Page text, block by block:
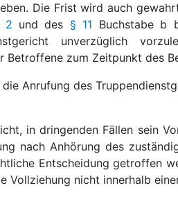
Die Frist wird auch
2 und des § 11 Buchstabe b
unverzüglich
zum Zeitpunkt des
Anrufung des
in dringenden Fällen sein
nach Anhörung des
Entscheidung getroffen
Vollziehung nicht innerhalb